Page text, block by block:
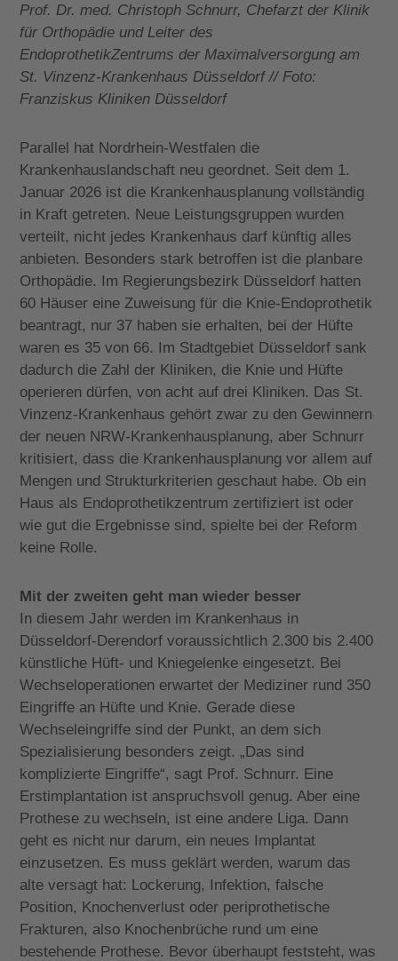
Prof. Dr. med. Christoph Schnurr, Chefarzt der Klinik
für Orthopädie und Leiter des
EndoprothetikZentrums der Maximalversorgung am
St. Vinzenz-Krankenhaus Düsseldorf // Foto:
Franziskus Kliniken Düsseldorf
Parallel hat Nordrhein-Westfalen die
Krankenhauslandschaft neu geordnet. Seit dem 1.
Januar 2026 ist die Krankenhausplanung vollständig
in Kraft getreten. Neue Leistungsgruppen wurden
verteilt, nicht jedes Krankenhaus darf künftig alles
anbieten. Besonders stark betroffen ist die planbare
Orthopädie. Im Regierungsbezirk Düsseldorf hatten
60 Häuser eine Zuweisung für die Knie-Endoprothetik
beantragt, nur 37 haben sie erhalten, bei der Hüfte
waren es 35 von 66. Im Stadtgebiet Düsseldorf sank
dadurch die Zahl der Kliniken, die Knie und Hüfte
operieren dürfen, von acht auf drei Kliniken. Das St.
Vinzenz-Krankenhaus gehört zwar zu den Gewinnern
der neuen NRW-Krankenhausplanung, aber Schnurr
kritisiert, dass die Krankenhausplanung vor allem auf
Mengen und Strukturkriterien geschaut habe. Ob ein
Haus als Endoprothetikzentrum zertifiziert ist oder
wie gut die Ergebnisse sind, spielte bei der Reform
keine Rolle.
Mit der zweiten geht man wieder besser
In diesem Jahr werden im Krankenhaus in
Düsseldorf-Derendorf voraussichtlich 2.300 bis 2.400
künstliche Hüft- und Kniegelenke eingesetzt. Bei
Wechseloperationen erwartet der Mediziner rund 350
Eingriffe an Hüfte und Knie. Gerade diese
Wechseleingriffe sind der Punkt, an dem sich
Spezialisierung besonders zeigt. „Das sind
komplizierte Eingriffe“, sagt Prof. Schnurr. Eine
Erstimplantation ist anspruchsvoll genug. Aber eine
Prothese zu wechseln, ist eine andere Liga. Dann
geht es nicht nur darum, ein neues Implantat
einzusetzen. Es muss geklärt werden, warum das
alte versagt hat: Lockerung, Infektion, falsche
Position, Knochenverlust oder periprothetische
Frakturen, also Knochenbrüche rund um eine
bestehende Prothese. Bevor überhaupt feststeht, was